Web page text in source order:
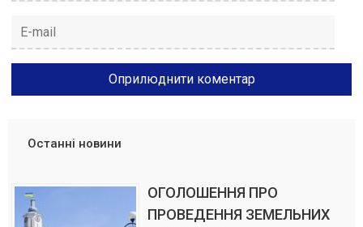
Останні новини
ОГОЛОШЕННЯ ПРО
ПРОВЕДЕННЯ ЗЕМЕЛЬНИХ